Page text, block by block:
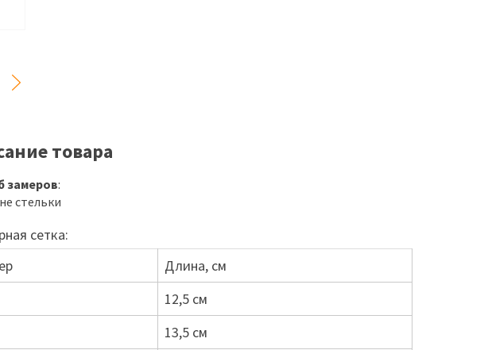
товара
замеров:
стельки
сетка:
Длина, см
12,5 см
13,5 см